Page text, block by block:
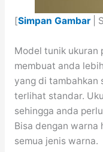
[Simpan Gambar|
Model tunik ukuran
membuat anda
yang di tambahkan
terlihat standar.
sehingga anda
Bisa dengan warna
semua jenis warna.